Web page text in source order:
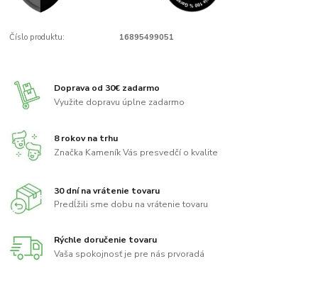
Číslo produktu: 16895499051
Doprava od 30€ zadarmo
Využite dopravu úplne zadarmo
8 rokov na trhu
Značka Kameník Vás presvedčí o kvalite
30 dní na vrátenie tovaru
Predĺžili sme dobu na vrátenie tovaru
Rýchle doručenie tovaru
Vaša spokojnosť je pre nás prvoradá